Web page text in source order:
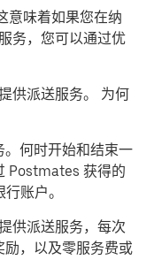
意味着如果您在纳
务，您可以通过优
供派送服务。 为何
何时开始和结束一
Postmates 获得的
账户。
供派送服务，每次
，以及零服务费或